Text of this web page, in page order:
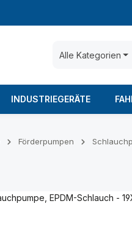
Alle Kategorien
INDUSTRIEGERÄTE
Förderpumpen